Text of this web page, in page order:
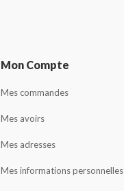
Mon Compte
Mes commandes
Mes avoirs
Mes adresses
Mes informations personnelles